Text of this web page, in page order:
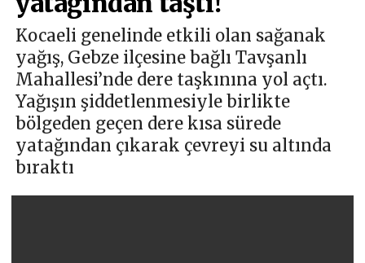
Kocaeli genelinde etkili olan sağanak
yağış, Gebze ilçesine bağlı Tavşanlı
Mahallesi’nde dere taşkınına yol açtı.
Yağışın şiddetlenmesiyle birlikte
bölgeden geçen dere kısa sürede
yatağından çıkarak çevreyi su altında
bıraktı